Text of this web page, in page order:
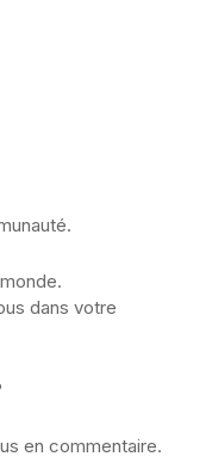
dans votre
en commentaire.